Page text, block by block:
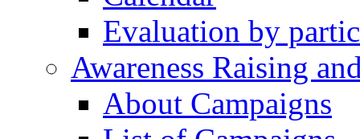
Evaluation by
Awareness Raising
About Campaigns